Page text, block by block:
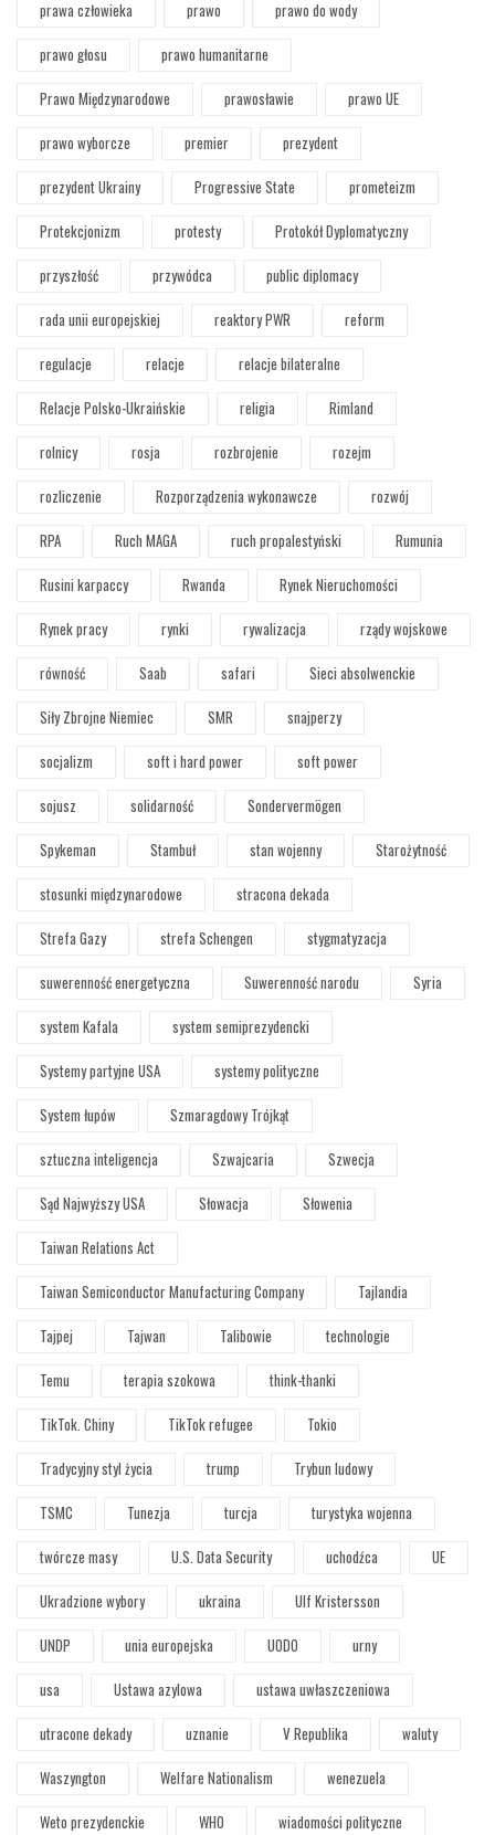
prawa człowieka prawo
prawo do wody
prawo głosu
prawo humanitarne
Prawo Międzynarodowe
prawosławie
prawo UE
prawo wyborcze
premier
prezydent
prezydent Ukrainy
Progressive State
prometeizm
Protekcjonizm
protesty
Protokół Dyplomatyczny
przyszłość
przywódca
public diplomacy
rada unii europejskiej
reaktory PWR
reform
regulacje
relacje
relacje bilateralne
Relacje Polsko-Ukraińskie
religia
Rimland
rolnicy
rosja rozbrojenie
rozejm
rozliczenie
Rozporządzenia wykonawcze
rozwój
RPA
Ruch MAGA ruch propalestyński
Rumunia
Rusini karpaccy
Rwanda
Rynek Nieruchomości
Rynek pracy
rynki rywalizacja
rządy wojskowe
równość
Saab safari
Sieci absolwenckie
Siły Zbrojne Niemiec
SMR
snajperzy
socjalizm
soft i hard power
soft power
sojusz
solidarność
Sondervermögen
Spykeman
Stambuł stan wojenny
Starożytność
stosunki międzynarodowe
stracona dekada
Strefa Gazy
strefa Schengen
stygmatyzacja
suwerenność energetyczna
Suwerenność narodu
Syria
system Kafala
system semiprezydencki
Systemy partyjne USA
systemy polityczne
System łupów
Szmaragdowy Trójkąt
sztuczna inteligencja
Szwajcaria
Szwecja
Sąd Najwyższy USA
Słowacja
Słowenia
Taiwan Relations Act
Taiwan Semiconductor Manufacturing Company
Tajlandia
Tajpej
Tajwan Talibowie
technologie
Temu
terapia szokowa
think-thanki
TikTok. Chiny
TikTok refugee
Tokio
Tradycyjny styl życia
trump
Trybun ludowy
TSMC
Tunezja turcja
turystyka wojenna
twórcze masy
U.S. Data Security uchodźca
UE
Ukradzione wybory
ukraina
Ulf Kristersson
UNDP
unia europejska UODO
urny
usa
Ustawa azylowa
ustawa uwłaszczeniowa
utracone dekady
uznanie V Republika
waluty
Waszyngton
Welfare Nationalism
wenezuela
Weto prezydenckie
WHO
wiadomości polityczne